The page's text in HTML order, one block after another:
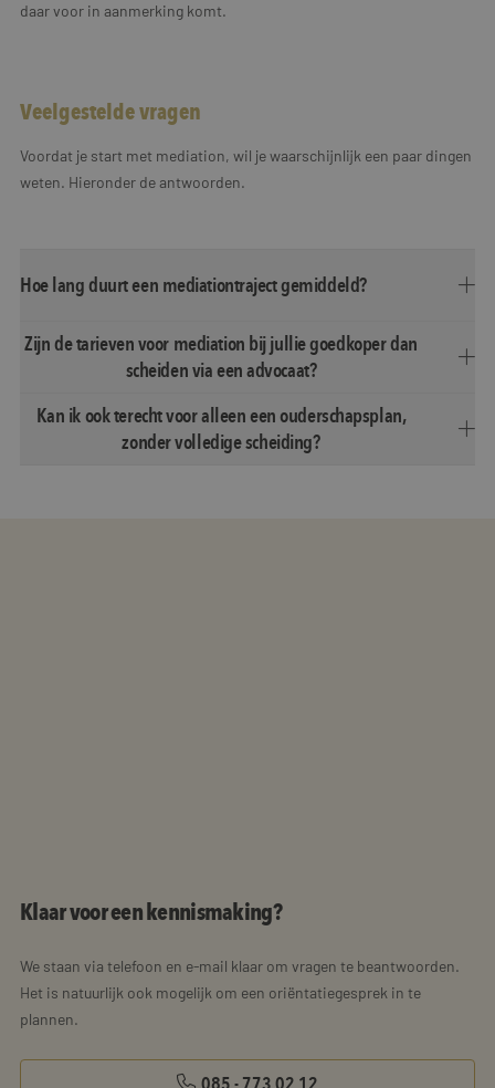
daar voor in aanmerking komt.
Veelgestelde vragen
Voordat je start met mediation, wil je waarschijnlijk een paar dingen
weten. Hieronder de antwoorden.
Hoe lang duurt een mediationtraject gemiddeld?
Zijn de tarieven voor mediation bij jullie goedkoper dan
scheiden via een advocaat?
Kan ik ook terecht voor alleen een ouderschapsplan,
zonder volledige scheiding?
Klaar voor een kennismaking?
We staan via telefoon en e-mail klaar om vragen te beantwoorden.
Het is natuurlijk ook mogelijk om een oriëntatiegesprek in te
plannen.